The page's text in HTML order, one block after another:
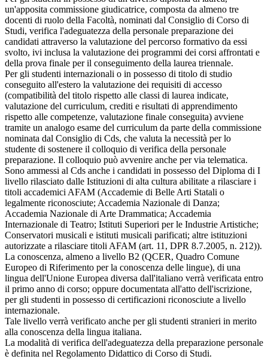
un'apposita commissione giudicatrice, composta da almeno tre
docenti di ruolo della Facoltà, nominati dal Consiglio di Corso di
Studi, verifica l'adeguatezza della personale preparazione dei
candidati attraverso la valutazione del percorso formativo da essi
svolto, ivi inclusa la valutazione dei programmi dei corsi affrontati e
della prova finale per il conseguimento della laurea triennale.
Per gli studenti internazionali o in possesso di titolo di studio
conseguito all'estero la valutazione dei requisiti di accesso
(compatibilità del titolo rispetto alle classi di laurea indicate,
valutazione del curriculum, crediti e risultati di apprendimento
rispetto alle competenze, valutazione finale conseguita) avviene
tramite un analogo esame del curriculum da parte della commissione
nominata dal Consiglio di Cds, che valuta la necessità per lo
studente di sostenere il colloquio di verifica della personale
preparazione. Il colloquio può avvenire anche per via telematica.
Sono ammessi al Cds anche i candidati in possesso del Diploma di I
livello rilasciato dalle Istituzioni di alta cultura abilitate a rilasciare i
titoli accademici AFAM (Accademie di Belle Arti Statali o
legalmente riconosciute; Accademia Nazionale di Danza;
Accademia Nazionale di Arte Drammatica; Accademia
Internazionale di Teatro; Istituti Superiori per le Industrie Artistiche;
Conservatori musicali e istituti musicali parificati; altre istituzioni
autorizzate a rilasciare titoli AFAM (art. 11, DPR 8.7.2005, n. 212)).
La conoscenza, almeno a livello B2 (QCER, Quadro Comune
Europeo di Riferimento per la conoscenza delle lingue), di una
lingua dell'Unione Europea diversa dall'italiano verrà verificata entro
il primo anno di corso; oppure documentata all'atto dell'iscrizione,
per gli studenti in possesso di certificazioni riconosciute a livello
internazionale.
Tale livello verrà verificato anche per gli studenti stranieri in merito
alla conoscenza della lingua italiana.
La modalità di verifica dell'adeguatezza della preparazione personale
è definita nel Regolamento Didattico di Corso di Studi.